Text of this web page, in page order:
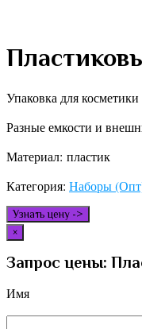
Упаковка для
Разные емкости и
Материал: пластик
Категория: Наборы
Узнать цену ->
×
Запрос цены:
Имя